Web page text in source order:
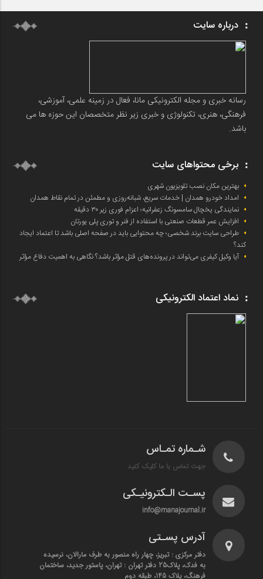
درباره سایت
رسانه خبری و مجله الکترونیکی مانا، فعال در زمینه علمی، آموزشی،
فرهنگی، هنری، تکنولوژی و خبری زیر نظر متخصصان این حوزه ها می
باشد.
برخی محتواهای سایت
بهترین مکان نصب تلویزیون شهری
امداد خودرو همدان | خدمات سریع، شبانه‌روزی و مطمئن در تمام نقاط همدان
نمایندگی یخچال سامسونگ زعفرانیه؛ اعزام فوری زیر ۳۰ دقیقه
افزایش عمر قطعات صنعتی با استفاده از فنر و توری پلی یورتان
طراحی سایت برند شخصی؛ چه محتوایی باید در صفحه اصلی باشد تا اعتماد ایجاد
کند؟
آیا وکیل کیفری می‌تواند در پرونده‌های قتل مؤثر باشد؟ نگاهی به اهمیت دفاع مؤثر
نماد اعتماد الکترونیکی
شـماره تمـاس
جهت تماس با ما کلیک کنید
پسـت الـکترونیـکی
info@manajournal.ir
آدرس پسـتی
دفتر مرکزی : تبریز، چهار راه منصور به طرف مارالان، نرسیده
به فدک، پلاک25 دفتر تهران : تهران، پاستور جدید، ساختمان
فرهنگ، پلاک 145، طبقه دوم